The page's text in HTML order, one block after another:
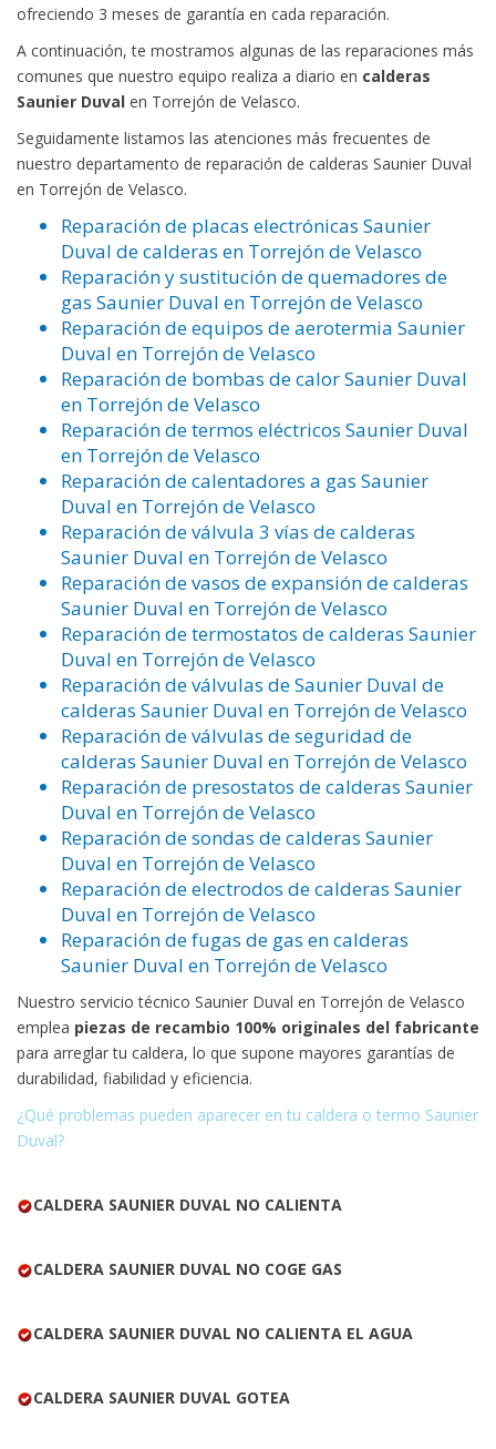
ofreciendo 3 meses de garantía en cada reparación.
A continuación, te mostramos algunas de las reparaciones más
comunes que nuestro equipo realiza a diario en calderas
Saunier Duval en Torrejón de Velasco.
Seguidamente listamos las atenciones más frecuentes de
nuestro departamento de reparación de calderas Saunier Duval
en Torrejón de Velasco.
Reparación de placas electrónicas Saunier
Duval de calderas en Torrejón de Velasco
Reparación y sustitución de quemadores de
gas Saunier Duval en Torrejón de Velasco
Reparación de equipos de aerotermia Saunier
Duval en Torrejón de Velasco
Reparación de bombas de calor Saunier Duval
en Torrejón de Velasco
Reparación de termos eléctricos Saunier Duval
en Torrejón de Velasco
Reparación de calentadores a gas Saunier
Duval en Torrejón de Velasco
Reparación de válvula 3 vías de calderas
Saunier Duval en Torrejón de Velasco
Reparación de vasos de expansión de calderas
Saunier Duval en Torrejón de Velasco
Reparación de termostatos de calderas Saunier
Duval en Torrejón de Velasco
Reparación de válvulas de Saunier Duval de
calderas Saunier Duval en Torrejón de Velasco
Reparación de válvulas de seguridad de
calderas Saunier Duval en Torrejón de Velasco
Reparación de presostatos de calderas Saunier
Duval en Torrejón de Velasco
Reparación de sondas de calderas Saunier
Duval en Torrejón de Velasco
Reparación de electrodos de calderas Saunier
Duval en Torrejón de Velasco
Reparación de fugas de gas en calderas
Saunier Duval en Torrejón de Velasco
Nuestro servicio técnico Saunier Duval en Torrejón de Velasco
emplea piezas de recambio 100% originales del fabricante
para arreglar tu caldera, lo que supone mayores garantías de
durabilidad, fiabilidad y eficiencia.
¿Qué problemas pueden aparecer en tu caldera o termo Saunier
Duval?
CALDERA SAUNIER DUVAL NO CALIENTA
CALDERA SAUNIER DUVAL NO COGE GAS
CALDERA SAUNIER DUVAL NO CALIENTA EL AGUA
CALDERA SAUNIER DUVAL GOTEA